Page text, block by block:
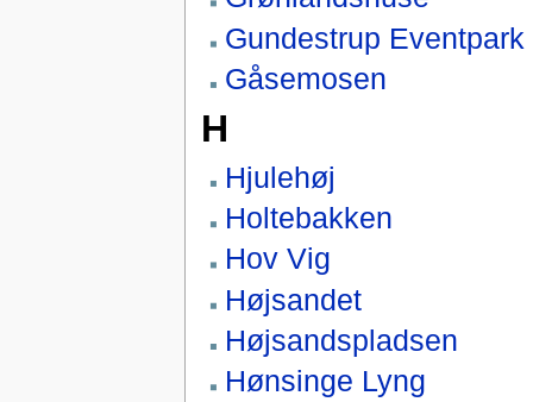
Gundestrup Eventpark
Gåsemosen
H
Hjulehøj
Holtebakken
Hov Vig
Højsandet
Højsandspladsen
Hønsinge Lyng